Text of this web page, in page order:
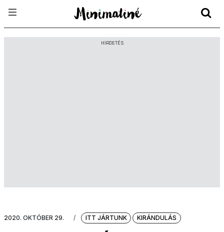
HIRDETÉS
2020. OKTÓBER 29. / ITT JÁRTUNK KIRÁNDULÁS